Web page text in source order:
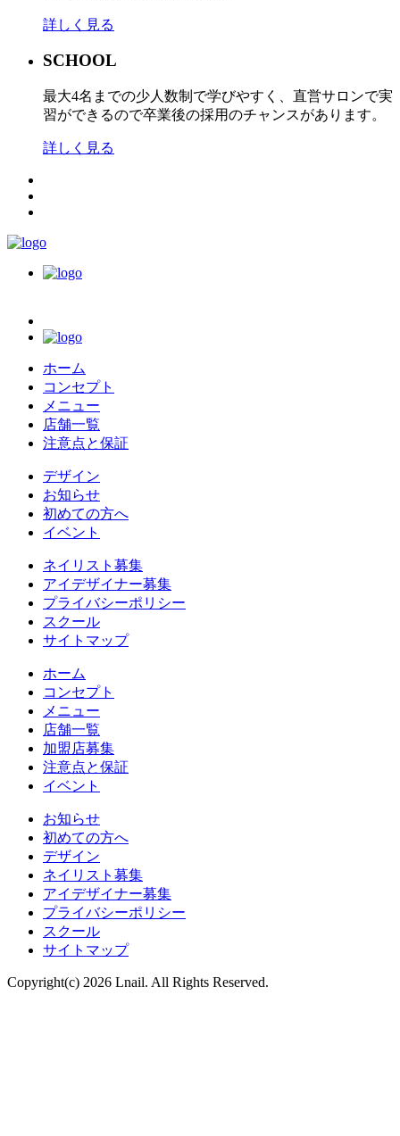
詳しく見る
SCHOOL
最大4名までの少人数制で学びやすく、直営サロンで実
習ができるので卒業後の採用のチャンスがあります。
詳しく見る
ホーム
コンセプト
メニュー
店舗一覧
注意点と保証
デザイン
お知らせ
初めての方へ
イベント
ネイリスト募集
アイデザイナー募集
プライバシーポリシー
スクール
サイトマップ
ホーム
コンセプト
メニュー
店舗一覧
加盟店募集
注意点と保証
イベント
お知らせ
初めての方へ
デザイン
ネイリスト募集
アイデザイナー募集
プライバシーポリシー
スクール
サイトマップ
Copyright(c) 2026 Lnail. All Rights Reserved.